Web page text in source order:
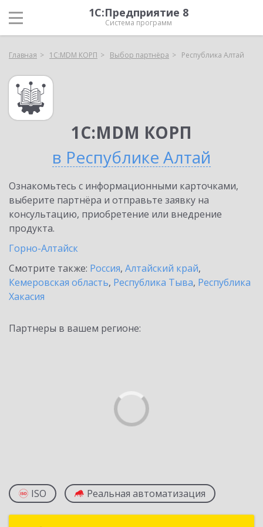
1С:Предприятие 8
Система программ
Главная 1С:MDM КОРП Выбор партнёра Республика Алтай
1С:MDM КОРП
в Республике Алтай
Ознакомьтесь с информационными карточками,
выберите партнёра и отправьте заявку на
консультацию, приобретение или внедрение
продукта.
Горно-Алтайск
Смотрите также: Россия, Алтайский край,
Кемеровская область, Республика Тыва, Республика
Хакасия
Партнеры в вашем регионе:
ISO Реальная автоматизация